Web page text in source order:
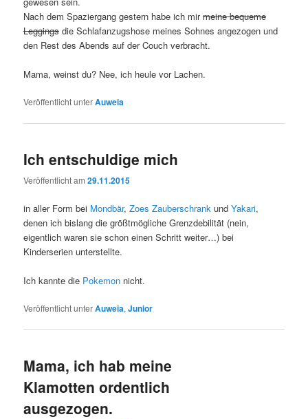
Nach dem Spaziergang gestern habe ich mirmeine bequeme
Leggings die Schlafanzugshose meines Sohnes angezogen und
den Rest des Abends auf der Couch verbracht.
Mama, weinst du? Nee, ich heule vor Lachen.
Veröffentlicht unterAuweia
Ich entschuldige mich
Veröffentlicht am29.11.2015
in aller Form bei Mondbär,Zoes Zauberschrank undYakari,
denen ich bislang die größtmögliche Grenzdebilität (nein,
eigentlich waren sie schon einen Schritt weiter…) bei
Kinderserien unterstellte.
Ich kannte die Pokemon nicht.
Veröffentlicht unterAuweia,Junior
Mama, ich hab meine
Klamotten ordentlich
ausgezogen.